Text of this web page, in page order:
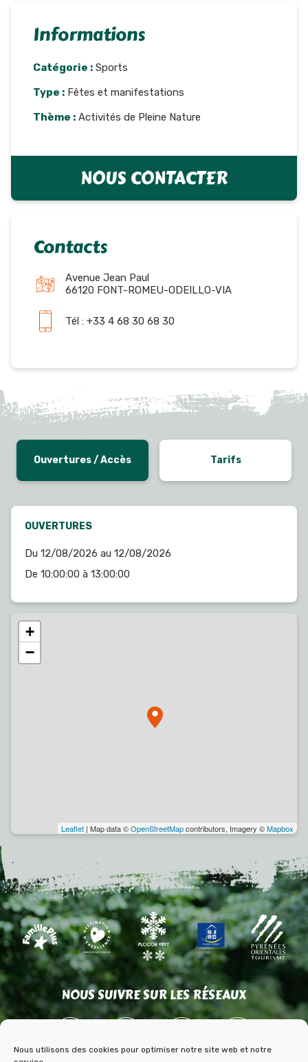
Nous utilisons des cookies pour optimiser notre site web et notre
Informations
Catégorie : Sports
Type : Fêtes et manifestations
Thème : Activités de Pleine Nature
NOUS CONTACTER
Contacts
Avenue Jean Paul
66120 FONT-ROMEU-ODEILLO-VIA
Tél : +33 4 68 30 68 30
Ouvertures / Accès Tarifs
OUVERTURES
Du 12/08/2026 au 12/08/2026
De 10:00:00 à 13:00:00
+
−
Leaflet | Map data ©OpenStreetMapcontributors, Imagery ©Mapbox
NOUS SUIVRE SUR LES RÉSEAUX